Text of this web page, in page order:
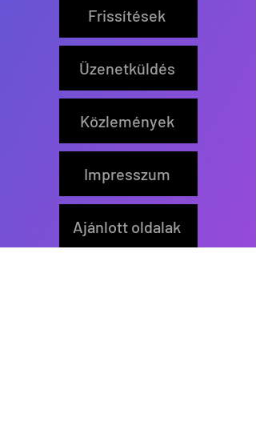
Frissítések
Üzenetküldés
Közlemények
Impresszum
Ajánlott oldalak